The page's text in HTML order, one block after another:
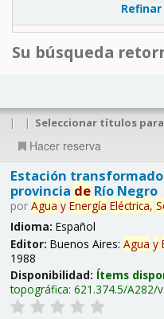
Su búsqueda
| | Seleccionar títulos
Hacer reserva
Estación
provincia deRío Negro
por Agua y Energía Eléctrica,
Idioma: Español
Editor: Buenos Aires: Agua y
1988
Disponibilidad: Ítems
topográfica: 621.374.5/A282/